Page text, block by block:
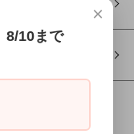
×
10まで